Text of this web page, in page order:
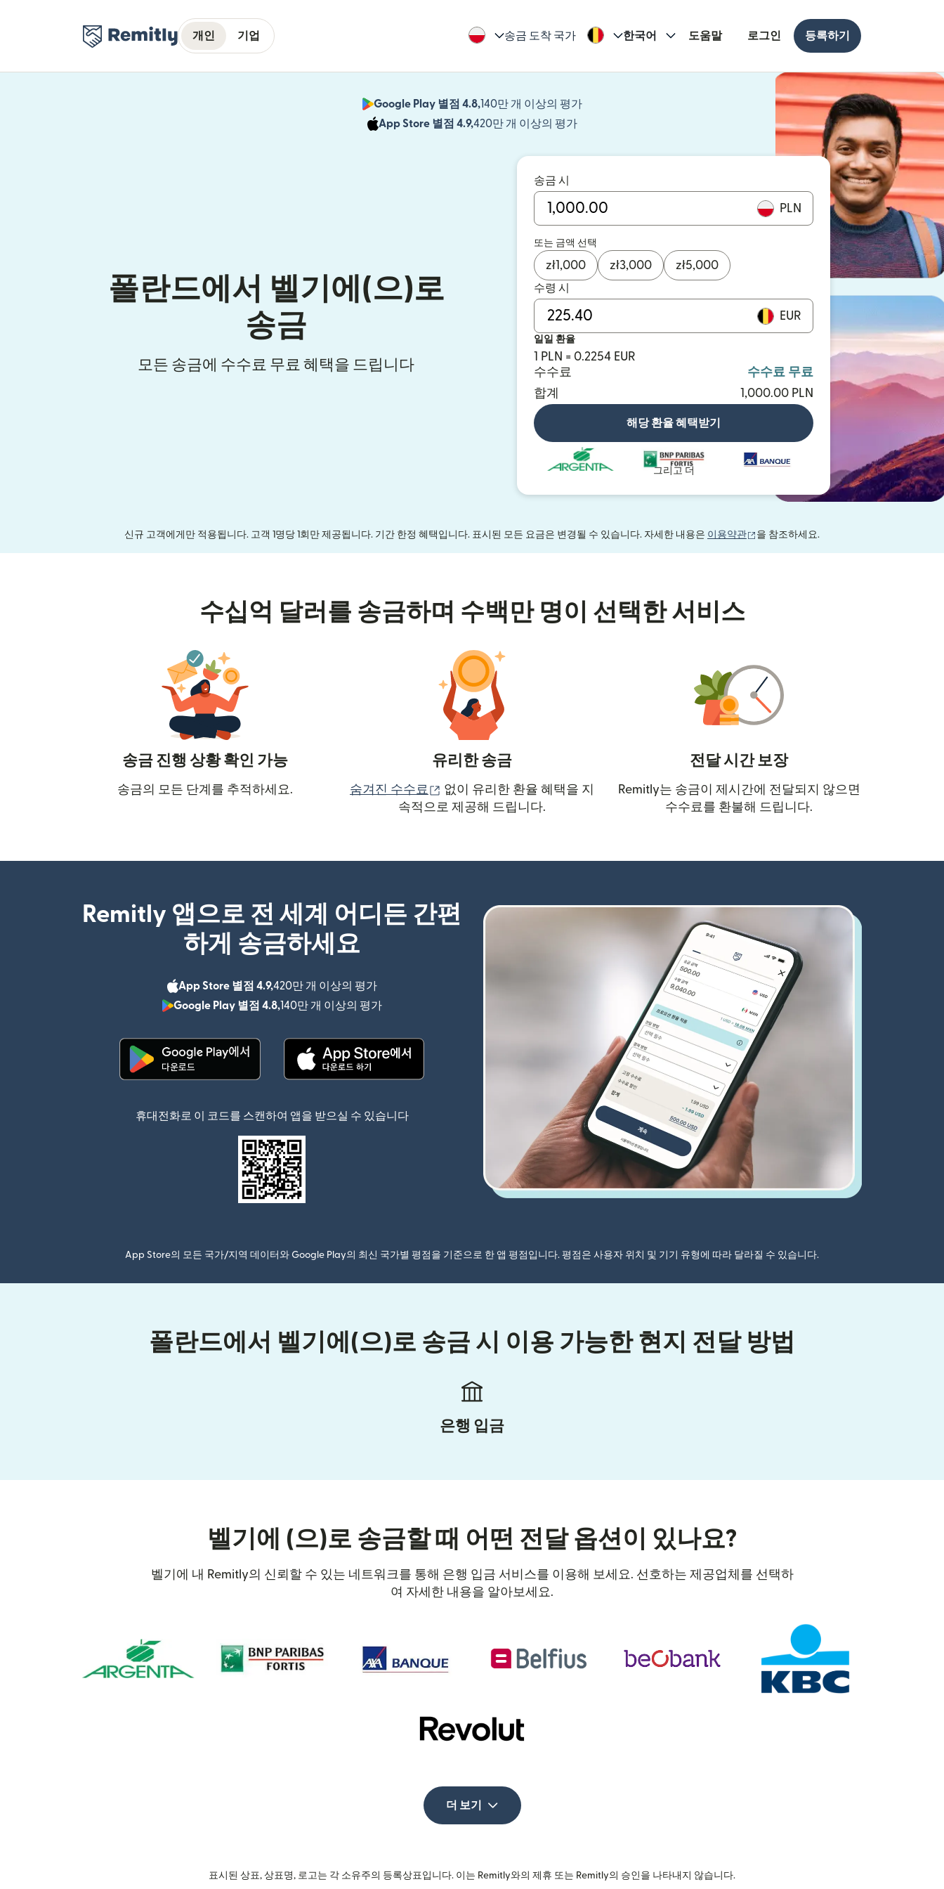
개인 기업 송금 도착 국가 한국어 도움말 로그인 등록하기
Google Play 별점 4.8,140만 개 이상의 평가
App Store 별점 4.9,420만 개 이상의 평가
폴란드에서 벨기에(으)로
송금
모든 송금에 수수료 무료 혜택을 드립니다
송금 시
PLN
또는 금액 선택
zł1,000 zł3,000 zł5,000
수령 시
EUR
일일 환율
1 PLN = 0.2254 EUR
수수료
수수료 무료
합계
1,000.00 PLN
해당 환율 혜택받기
그리고 더
신규 고객에게만 적용됩니다. 고객 1명당 1회만 제공됩니다. 기간 한정 혜택입니다. 표시된 모든 요금은 변경될 수 있습니다. 자세한 내용은 이용약관 (새 창에서 열림)
을 참조하세요.
수십억 달러를 송금하며 수백만 명이 선택한 서비스
송금 진행 상황 확인 가능
송금의 모든 단계를 추적하세요.
유리한 송금
숨겨진 수수료 (새 창에서 열림)
없이 유리한 환율 혜택을 지
속적으로 제공해 드립니다.
전달 시간 보장
Remitly는 송금이 제시간에 전달되지 않으면
수수료를 환불해 드립니다.
Remitly 앱으로 전 세계 어디든 간편
하게 송금하세요
App Store 별점 4.9,420만 개 이상의 평가
Google Play 별점 4.8,140만 개 이상의 평가
휴대전화로 이 코드를 스캔하여 앱을 받으실 수 있습니다
App Store의 모든 국가/지역 데이터와 Google Play의 최신 국가별 평점을 기준으로 한 앱 평점입니다. 평점은 사용자 위치 및 기기 유형에 따라 달라질 수 있습니다.
폴란드에서 벨기에(으)로 송금 시 이용 가능한 현지 전달 방법
은행 입금
벨기에 (으)로 송금할 때 어떤 전달 옵션이 있나요?
벨기에 내 Remitly의 신뢰할 수 있는 네트워크를 통해 은행 입금 서비스를 이용해 보세요. 선호하는 제공업체를 선택하
여 자세한 내용을 알아보세요.
더 보기
표시된 상표, 상표명, 로고는 각 소유주의 등록상표입니다. 이는 Remitly와의 제휴 또는 Remitly의 승인을 나타내지 않습니다.